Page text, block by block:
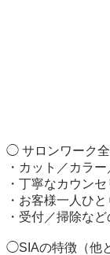
◯ サロンワーク
・カット／カラ
・丁寧なカウン
・お客様一人ひ
・受付／掃除な
◯SIAの特徴（他